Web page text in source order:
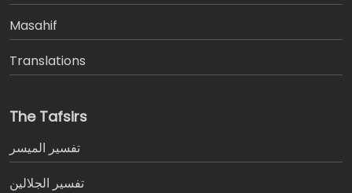
Masahif
Translations
The Tafsirs
تفسير المیسر
تفسير الجلالين